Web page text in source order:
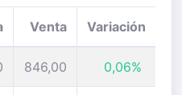
Venta Variación
846,00 0,06%